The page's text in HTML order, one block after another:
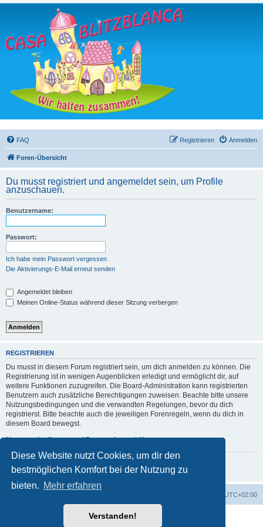
Diese Website nutzt Cookies, um dir den
bestmöglichen Komfort bei der Nutzung zu
bieten. Mehr erfahren
Verstanden!
FAQ Anmelden
Registrieren
Foren-Übersicht
Du musst registriert und angemeldet sein, um Profile
anzuschauen.
Benutzername:
Passwort:
Ich habe mein Passwort vergessen
Die Aktivierungs-E-Mail erneut senden
Angemeldet bleiben
Meinen Online-Status während dieser Sitzung verbergen
REGISTRIEREN
Du musst in diesem Forum registriert sein, um dich anmelden zu können. Die
Registrierung ist in wenigen Augenblicken erledigt und ermöglicht dir, auf
weitere Funktionen zuzugreifen. Die Board-Administration kann registrierten
Benutzern auch zusätzliche Berechtigungen zuweisen. Beachte bitte unsere
Nutzungsbedingungen und die verwandten Regelungen, bevor du dich
registrierst. Bitte beachte auch die jeweiligen Forenregeln, wenn du dich in
diesem Board bewegst.
Nutzungsbedingungen|Datenschutzerklärung
Registrieren
UTC+02:00
Powered byphpBB® Forum Software © phpBB Limited